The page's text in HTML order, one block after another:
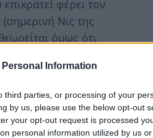
Information
parties, or processing of your
by us, please use the below opt-out
your opt-out request is processed
personal information utilized by us
φέρει τον
Νις της
όμως ότι
προσώπου του
Μητέρα του ήταν